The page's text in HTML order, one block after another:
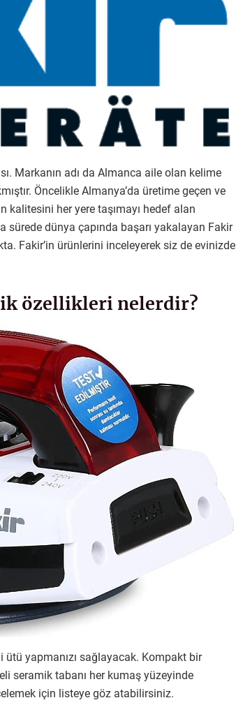
Markanın adı da Almanca aile olan kelime
Öncelikle Almanya’da üretime geçen ve
kalitesini her yere taşımayı hedef alan
sürede dünya çapında başarı yakalayan Fakir
Fakir’in ürünlerini inceleyerek siz de evinizde
özellikleri nelerdir?
yapmanızı sağlayacak. Kompakt bir
seramik tabanı her kumaş yüzeyinde
için listeye göz atabilirsiniz.